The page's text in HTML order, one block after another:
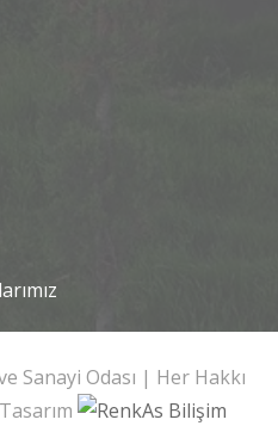
Sanayi Odası | Her Hakkı